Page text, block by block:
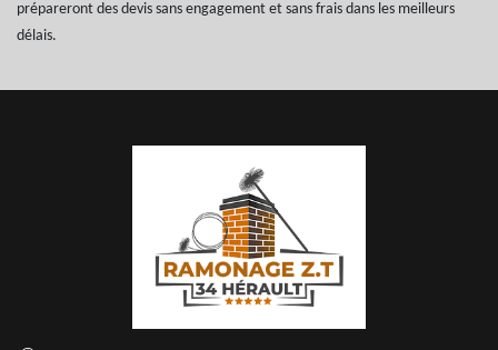
prépareront des devis sans engagement et sans frais dans les meilleurs
délais.